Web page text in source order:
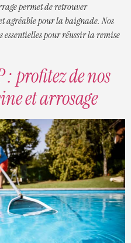
permet de retrouver
agréable pour la baignade. Nos
essentielles pour réussir la remise
: profitez de nos
et arrosage